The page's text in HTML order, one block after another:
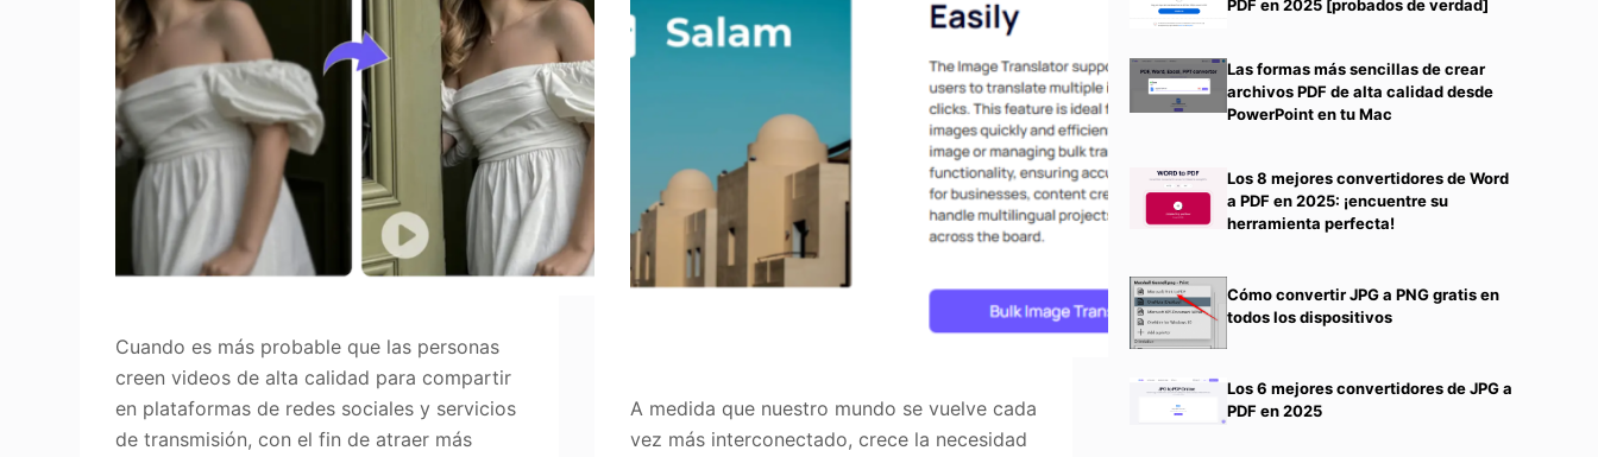
Cuando es más probable que las personas
creen videos de alta calidad para compartir
en plataformas de redes sociales y servicios
de transmisión, con el fin de atraer más
A medida que nuestro mundo se vuelve cada
vez más interconectado, crece la necesidad
PDF en 2025 [probados de verdad]
Las formas más sencillas de crear
archivos PDF de alta calidad desde
PowerPoint en tu Mac
Los 8 mejores convertidores de Word
a PDF en 2025: ¡encuentre su
herramienta perfecta!
Cómo convertir JPG a PNG gratis en
todos los dispositivos
Los 6 mejores convertidores de JPG a
PDF en 2025